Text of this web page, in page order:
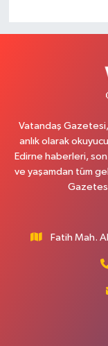
Vatandaş
anlık olarak
Edirne haberleri,
ve yaşamdan tüm
Fatih Mah.